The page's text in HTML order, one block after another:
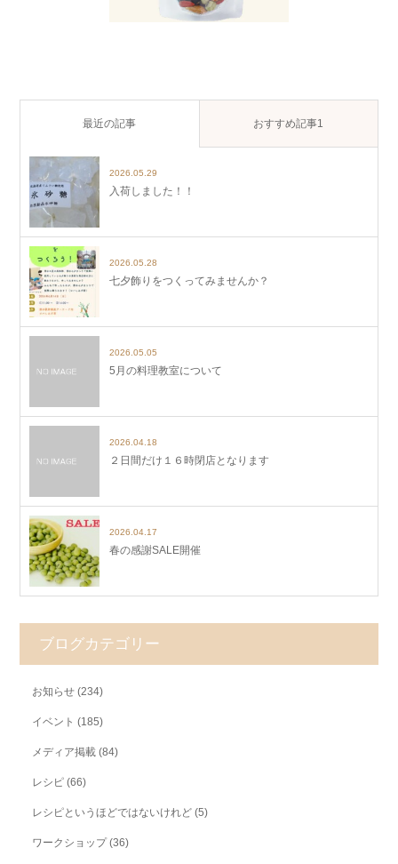
最近の記事 おすすめ記事1
2026.05.29
入荷しました！！
2026.05.28
七夕飾りをつくってみませんか？
2026.05.05
5月の料理教室について
2026.04.18
２日間だけ１６時閉店となります
2026.04.17
春の感謝SALE開催
ブログカテゴリー
お知らせ (234)
イベント (185)
メディア掲載 (84)
レシピ (66)
レシピというほどではないけれど (5)
ワークショップ(36)